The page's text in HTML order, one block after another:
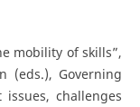
mobility of skills”,
(eds.), Governing
challenges